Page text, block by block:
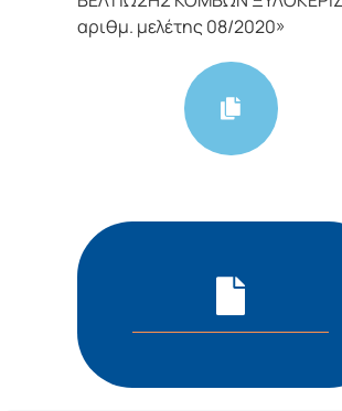
αριθμ. μελέτης 08/2020»